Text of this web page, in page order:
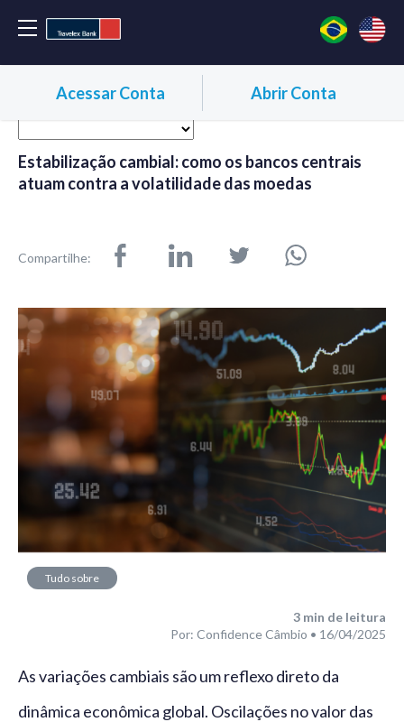
Acessar Conta Abrir Conta
Estabilização cambial: como os bancos centrais
atuam contra a volatilidade das moedas
Compartilhe:
Tudo sobre
3 min de leitura
Por: Confidence Câmbio • 16/04/2025
As variações cambiais são um reflexo direto da
dinâmica econômica global. Oscilações no valor das